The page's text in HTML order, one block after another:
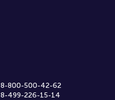
8-800-500-42-62
8-499-226-15-14